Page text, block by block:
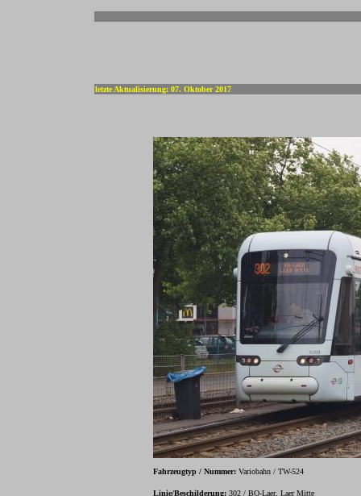
letzte Aktualisierung: 07. Oktober 2017
Fahrzeugtyp / Nummer: Variobahn / TW-524
Linie/Beschilderung: 302 / BO-Laer, Laer Mitte